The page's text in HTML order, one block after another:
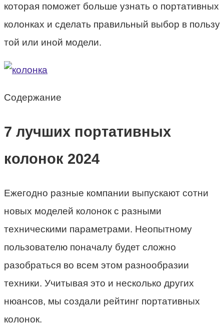
которая поможет больше узнать о портативных
колонках и сделать правильный выбор в пользу
той или иной модели.
Содержание
7 лучших портативных
колонок 2024
Ежегодно разные компании выпускают сотни
новых моделей колонок с разными
техническими параметрами. Неопытному
пользователю поначалу будет сложно
разобраться во всем этом разнообразии
техники. Учитывая это и несколько других
нюансов, мы создали рейтинг портативных
колонок.